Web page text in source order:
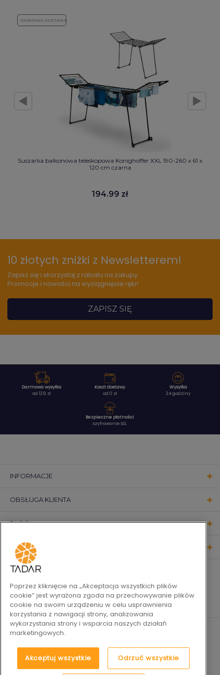
DARMOWA DOSTAWA
Suszarka balkonowa teleskopowa Konighoffer XXL 190-260 x 61 x
120 cm czarna
194.99 zł
10 złotych zniżki z Newsletterem!
Zapisz się i skorzystaj z rabatu na zakupy.
Promocje i nowości na wyciągnięcie ręki!
ZAPISZ SIĘ
Darmowa wysyłka
od 129 zł
Koszt dostawy
od 0 zł
Wysyłka
24 godziny
Bezpieczne płatności
szyfrowanie SSL
INFORMACJE
OBSŁUGA KLIENTA
BLOG
KONTAKT
Poprzez kliknięcie na „Akceptacja wszystkich plików
cookie” jest wyrażona zgoda na przechowywanie plików
cookie na swoim urządzeniu w celu usprawnienia
korzystania z nawigacji strony, analizowania
wykorzystania strony i wsparcia naszych działań
marketingowych.
Akceptuj wszystkie Odrzuć wszystkie